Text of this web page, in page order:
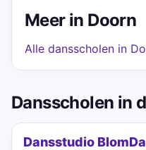
Meer in Doorn
Alle dansscholen in
Dansscholen in
Dansstudio